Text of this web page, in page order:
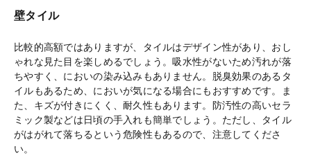
壁タイル
比較的高額ではありますが、タイルはデザイン性があり、おし
ゃれな見た目を楽しめるでしょう。吸水性がないため汚れが落
ちやすく、においの染み込みもありません。脱臭効果のあるタ
イルもあるため、においが気になる場合にもおすすめです。ま
た、キズが付きにくく、耐久性もあります。防汚性の高いセラ
ミック製などは日頃の手入れも簡単でしょう。ただし、タイル
がはがれて落ちるという危険性もあるので、注意してくださ
い。